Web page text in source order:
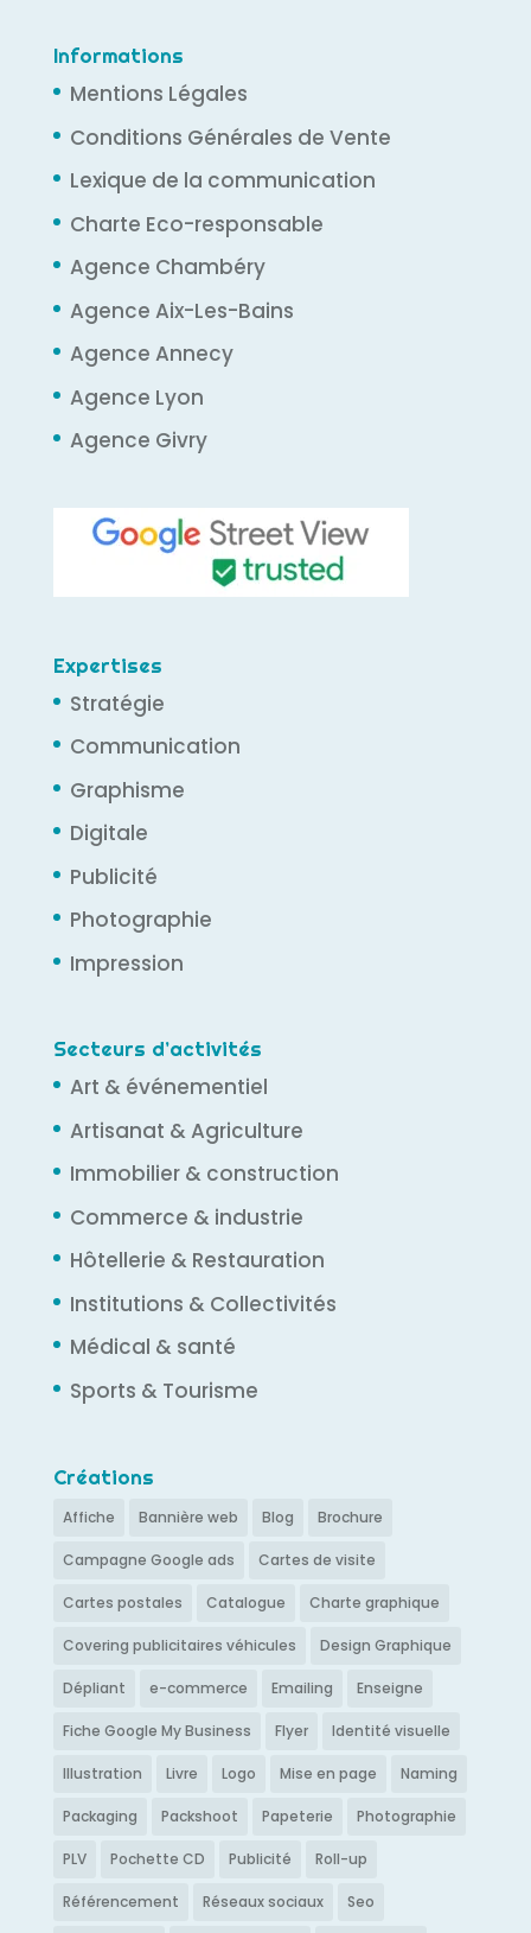
Informations
Mentions Légales
Conditions Générales de Vente
Lexique de la communication
Charte Eco-responsable
Agence Chambéry
Agence Aix-Les-Bains
Agence Annecy
Agence Lyon
Agence Givry
Expertises
Stratégie
Communication
Graphisme
Digitale
Publicité
Photographie
Impression
Secteurs d’activités
Art & événementiel
Artisanat & Agriculture
Immobilier & construction
Commerce & industrie
Hôtellerie & Restauration
Institutions & Collectivités
Médical & santé
Sports & Tourisme
Créations
Affiche Bannière web Blog Brochure
Campagne Google ads Cartes de visite
Cartes postales Catalogue Charte graphique
Covering publicitaires véhicules Design Graphique
Dépliant e-commerce Emailing Enseigne
Fiche Google My Business Flyer Identité visuelle
Illustration Livre Logo Mise en page Naming
Packaging Packshoot Papeterie Photographie
PLV Pochette CD Publicité Roll-up
Référencement Réseaux sociaux Seo